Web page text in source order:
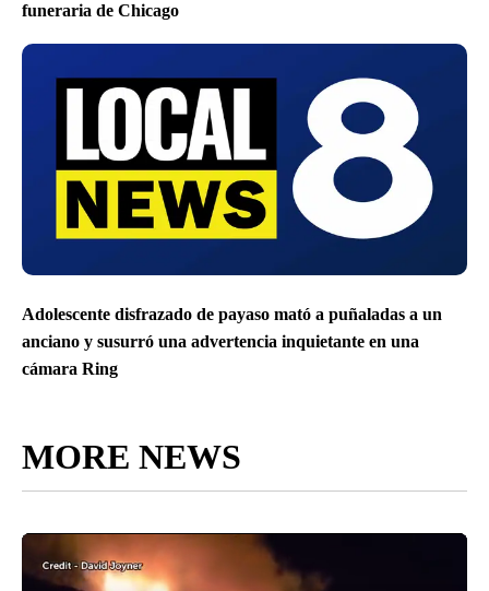
funeraria de Chicago
Adolescente disfrazado de payaso mató a puñaladas a un
anciano y susurró una advertencia inquietante en una
cámara Ring
MORE NEWS